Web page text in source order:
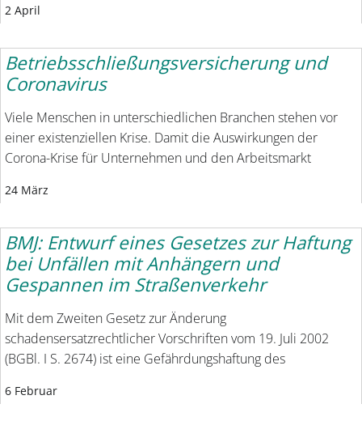
2 April
Betriebsschließungsversicherung und
Coronavirus
Viele Menschen in unterschiedlichen Branchen stehen vor
einer existenziellen Krise. Damit die Auswirkungen der
Corona-Krise für Unternehmen und den Arbeitsmarkt
24 März
BMJ: Entwurf eines Gesetzes zur Haftung
bei Unfällen mit Anhängern und
Gespannen im Straßenverkehr
Mit dem Zweiten Gesetz zur Änderung
schadensersatzrechtlicher Vorschriften vom 19. Juli 2002
(BGBl. I S. 2674) ist eine Gefährdungshaftung des
6 Februar